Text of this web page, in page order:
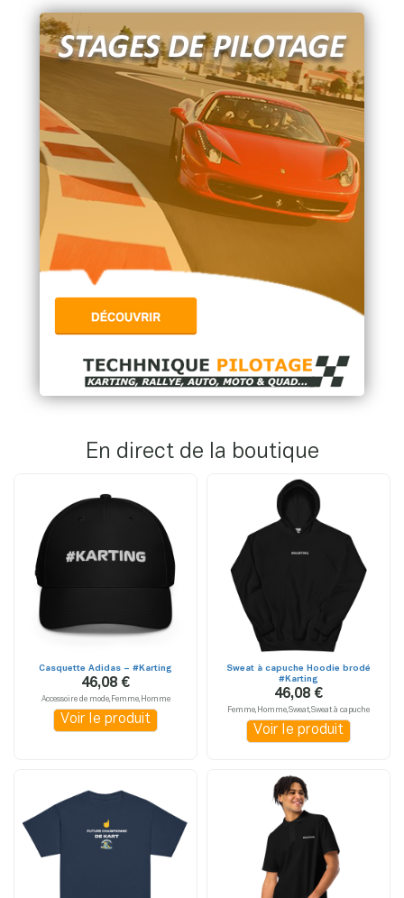
En direct de la boutique
Casquette Adidas – #Karting
46,08 €
Accessoire de mode,Femme,Homme
Voir le produit
Sweat à capuche Hoodie brodé
#Karting
46,08 €
Femme,Homme,Sweat,Sweat à capuche
Voir le produit